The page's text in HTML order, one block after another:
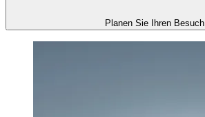
Planen Sie Ihren Besuch